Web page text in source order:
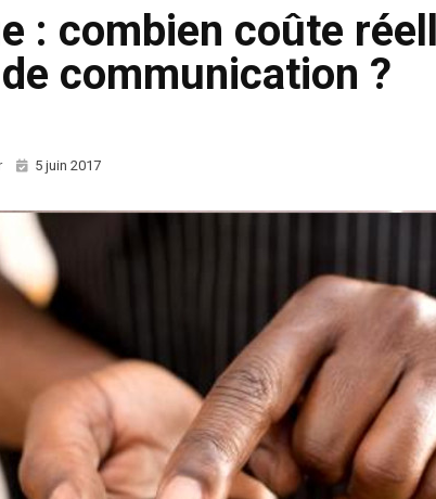
: combien coûte
communication ?
5 juin 2017